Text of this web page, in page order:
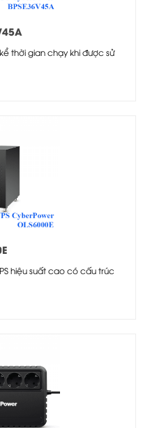
thời gian chạy khi được sử
hiệu suất cao có cấu trúc